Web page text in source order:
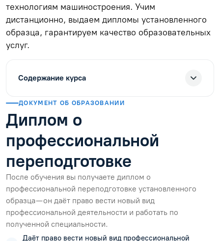
технологиям машиностроения. Учим
дистанционно, выдаем дипломы установленного
образца, гарантируем качество образовательных
услуг.
Содержание курса
ДОКУМЕНТ ОБ ОБРАЗОВАНИИ
Диплом о
профессиональной
переподготовке
После обучения вы получаете диплом о
профессиональной переподготовке установленного
образца — он даёт право вести новый вид
профессиональной деятельности и работать по
полученной специальности.
Даёт право вести новый вид профессиональной